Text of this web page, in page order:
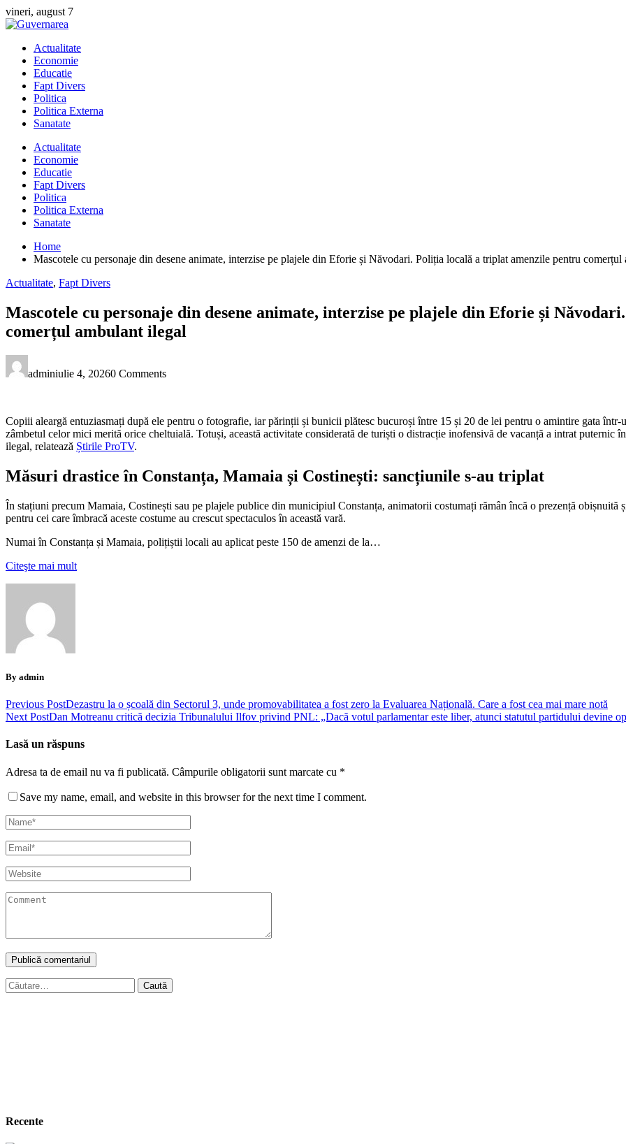
Skip
to
vineri, august 7
Actualitate
Economie
Educatie
Fapt Divers
Politica
Politica Externa
Sanatate
Actualitate
Economie
Educatie
Fapt Divers
Politica
Politica Externa
Sanatate
Home
Mascotele cu personaje din desene animate, interzise pe plajele din Eforie și Năvodari. Poliția locală a triplat amenzile pentru comerțul
Actualitate, Fapt Divers
Mascotele cu personaje din desene animate, interzise pe plajele din Eforie și
comerțul ambulant ilegal
adminiulie 4, 20260 Comments
Copiii aleargă entuziasmați după ele pentru o fotografie, iar părinții și bunicii plătesc bucuroși între 15 și 20 de lei pentru o amintire gata
zâmbetul celor mici merită orice cheltuială. Totuși, această activitate considerată de turiști o distracție inofensivă de vacanță a intrat puternic
ilegal, relatează Știrile ProTV.
Măsuri drastice în Constanța, Mamaia și Costinești: sancțiunile s-au triplat
În stațiuni precum Mamaia, Costinești sau pe plajele publice din municipiul Constanța, animatorii costumați rămân încă o prezență
pentru cei care îmbracă aceste costume au crescut spectaculos în această vară.
Numai în Constanța și Mamaia, polițiștii locali au aplicat peste 150 de amenzi de la…
Citeşte mai mult
By admin
Previous PostDezastru la o școală din Sectorul 3, unde promovabilitatea a fost zero la Evaluarea Națională. Care a fost cea mai mare notă
Next PostDan Motreanu critică decizia Tribunalului Ilfov privind PNL: „Dacă votul parlamentar este liber, atunci statutul partidului devine
Lasă un răspuns
Adresa ta de email nu va fi publicată. Câmpurile obligatorii sunt marcate cu *
Save my name, email, and website in this browser for the next time I comment.
Caută
după:
Recente